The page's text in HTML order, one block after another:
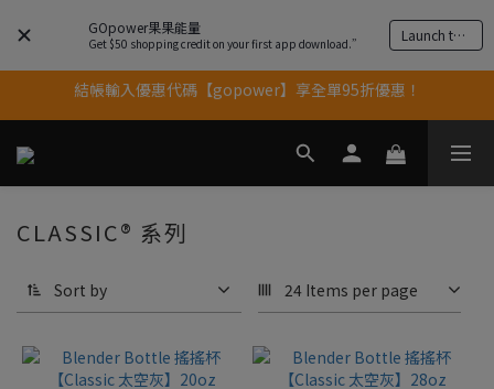
GOpower果果能量
Get $50 shopping credit on your first app download.” Launch the app
果果11歲慶｜App 下單享 5% 購物金回饋
果果11歲慶｜App 下單享 5% 購物金回饋
結帳輸入優惠代碼【gopower】享全單95折優惠！
11歲慶好禮｜買 500g/1kg 指定乳清2包贈品牌毛巾
果果11歲慶｜App 下單享 5% 購物金回饋
CLASSIC® 系列
Sort by 24 Items per page